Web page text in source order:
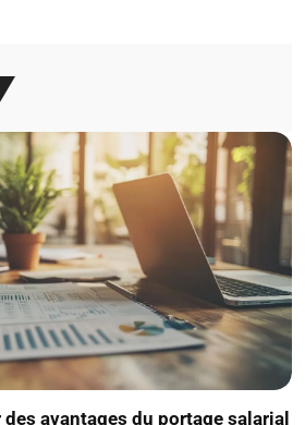
avantages du portage salarial